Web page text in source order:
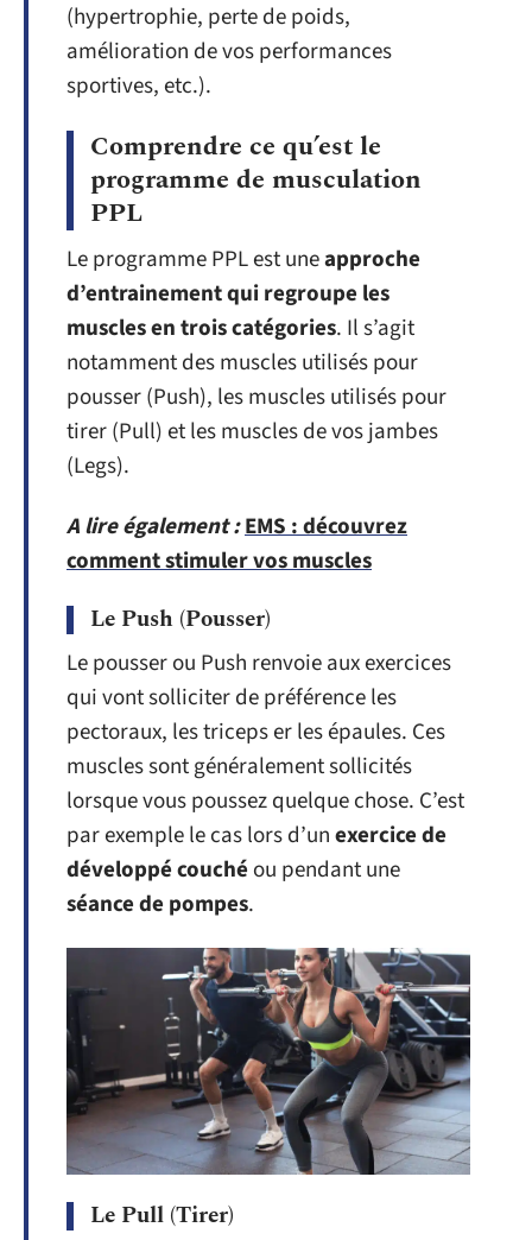
(hypertrophie, perte de poids,
amélioration de vos performances
sportives, etc.).
Comprendre ce qu’est le
programme de musculation
PPL
Le programme PPL est uneapproche
d’entrainement qui regroupe les
muscles en trois catégories. Il s’agit
notamment des muscles utilisés pour
pousser (Push), les muscles utilisés pour
tirer (Pull) et les muscles de vos jambes
(Legs).
A lire également :EMS : découvrez
comment stimuler vos muscles
Le Push (Pousser)
Le pousser ou Push renvoie aux exercices
qui vont solliciter de préférence les
pectoraux, les triceps er les épaules. Ces
muscles sont généralement sollicités
lorsque vous poussez quelque chose. C’est
par exemple le cas lors d’unexercice de
développé couché ou pendant une
séance de pompes.
Le Pull (Tirer)